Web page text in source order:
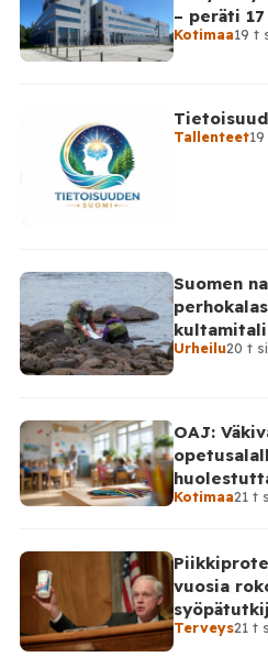
– peräti
Kotimaa19 t
Tallenteet
Suomen
kultamitali
Urheilu20 t
OAJ:
Kotimaa21 t
vuosia
Terveys21 t